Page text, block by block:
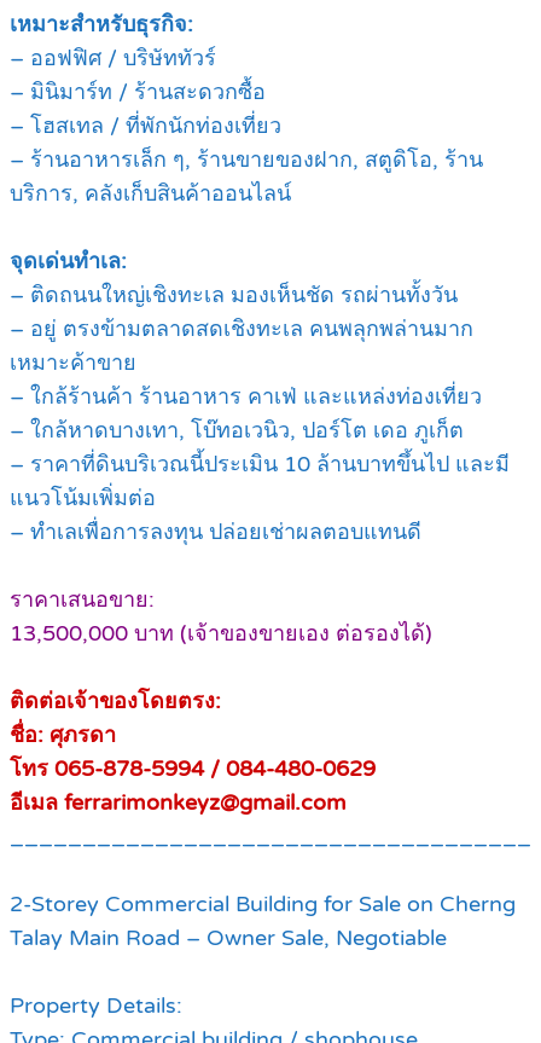
เหมาะสำหรับธุรกิจ:
– ออฟฟิศ / บริษัททัวร์
– มินิมาร์ท / ร้านสะดวกซื้อ
– โฮสเทล / ที่พักนักท่องเที่ยว
– ร้านอาหารเล็ก ๆ, ร้านขายของฝาก, สตูดิโอ, ร้าน
บริการ, คลังเก็บสินค้าออนไลน์
จุดเด่นทำเล:
– ติดถนนใหญ่เชิงทะเล มองเห็นชัด รถผ่านทั้งวัน
– อยู่ ตรงข้ามตลาดสดเชิงทะเล คนพลุกพล่านมาก
เหมาะค้าขาย
– ใกล้ร้านค้า ร้านอาหาร คาเฟ่ และแหล่งท่องเที่ยว
– ใกล้หาดบางเทา, โบ๊ทอเวนิว, ปอร์โต เดอ ภูเก็ต
– ราคาที่ดินบริเวณนี้ประเมิน 10 ล้านบาทขึ้นไป และมี
แนวโน้มเพิ่มต่อ
– ทำเลเพื่อการลงทุน ปล่อยเช่าผลตอบแทนดี
ราคาเสนอขาย:
13,500,000 บาท (เจ้าของขายเอง ต่อรองได้)
ติดต่อเจ้าของโดยตรง:
ชื่อ: ศุภรดา
โทร 065-878-5994 / 084-480-0629
อีเมล ferrarimonkeyz@gmail.com
2-Storey Commercial Building for Sale on Cherng
Talay Main Road – Owner Sale, Negotiable
Property Details: